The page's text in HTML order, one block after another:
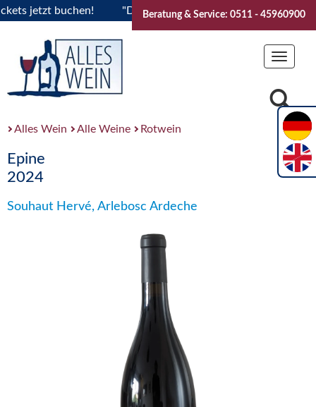
jetzt buchen! "Das Sommerfest 2026" Vive la
Beratung & Service: 0511 - 45960900
Toggle
Alles Wein Alle Weine Rotwein
Epine
2024
Souhaut Hervé, Arlebosc Ardeche